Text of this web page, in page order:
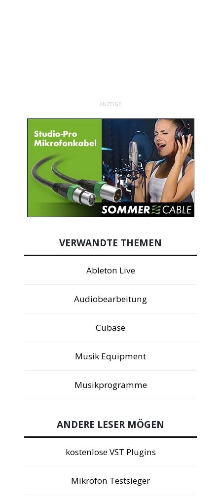
ANZEIGE
VERWANDTE THEMEN
Ableton Live
Audiobearbeitung
Cubase
Musik Equipment
Musikprogramme
ANDERE LESER MÖGEN
kostenlose VST Plugins
Mikrofon Testsieger